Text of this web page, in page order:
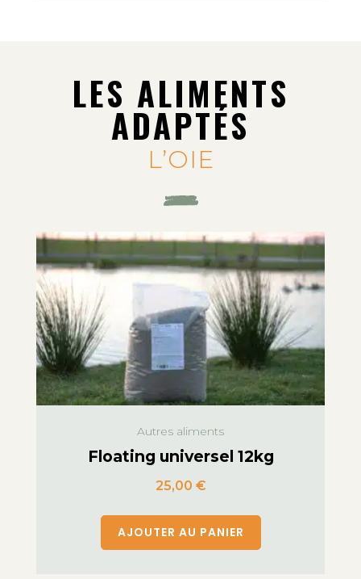
LES ALIMENTS
ADAPTÉS
L’OIE
Autres aliments
Floating universel 12kg
25,00 €
AJOUTER AU PANIER